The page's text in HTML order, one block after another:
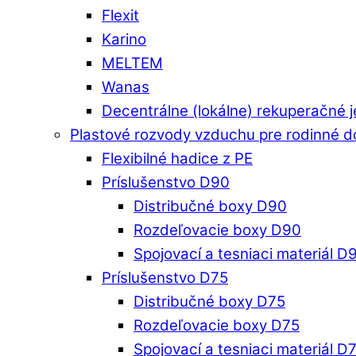
Flexit
Karino
MELTEM
Wanas
Decentrálne (lokálne) rekuperačné
Plastové rozvody vzduchu pre rodinné
Flexibilné hadice z PE
Príslušenstvo D90
Distribučné boxy D90
Rozdeľovacie boxy D90
Spojovací a tesniaci materiál
Príslušenstvo D75
Distribučné boxy D75
Rozdeľovacie boxy D75
Spojovací a tesniaci materiál